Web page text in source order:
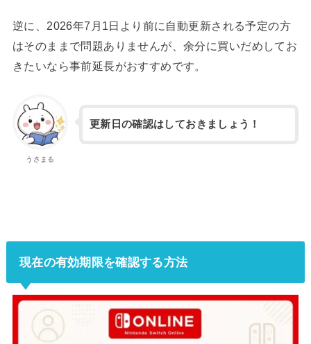
逆に、2026年7月1日より前に自動更新される予定の方
はそのままで問題ありませんが、余分に買いだめしてお
きたいなら事前延長がおすすめです。
うさまる
更新日の確認はしておきましょう！
現在の有効期限を確認する方法